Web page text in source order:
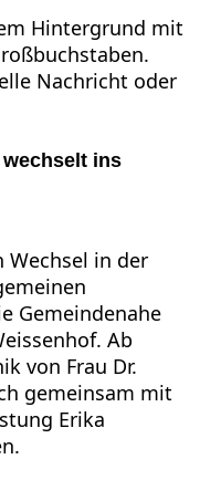
ins
Wechsel in der
Gemeindenahe
Ab
von Frau Dr.
gemeinsam mit
Erika